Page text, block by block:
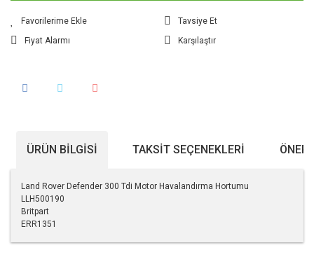
Tavsiye Et
Fiyat Alarmı
Karşılaştır
ÜRÜN BILGISI TAKSIT SEÇENEKLERI
Land Rover Defender 300 Tdi Motor Havalandırma Hortumu
LLH500190
Britpart
ERR1351